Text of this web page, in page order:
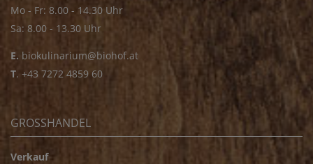
Mo - Fr: 8.00 - 14.30 Uhr
Sa: 8.00 - 13.30 Uhr
E. biokulinarium@biohof.at
T. +43 7272 4859 60
GROSSHANDEL
Verkauf